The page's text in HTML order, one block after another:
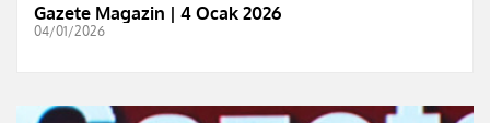
Gazete Magazin | 4 Ocak 2026
04/01/2026